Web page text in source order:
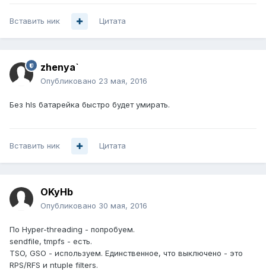
Вставить ник Цитата
zhenya`
Опубликовано 23 мая, 2016
Без hls батарейка быстро будет умирать.
Вставить ник Цитата
OKyHb
Опубликовано 30 мая, 2016
По Hyper-threading - попробуем.
sendfile, tmpfs - есть.
TSO, GSO - используем. Единственное, что выключено - это
RPS/RFS и ntuple filters.